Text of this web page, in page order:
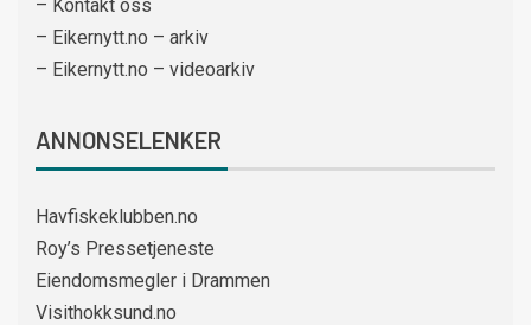
– Kontakt oss
– Eikernytt.no – arkiv
– Eikernytt.no – videoarkiv
ANNONSELENKER
Havfiskeklubben.no
Roy’s Pressetjeneste
Eiendomsmegler i Drammen
Visithokksund.no